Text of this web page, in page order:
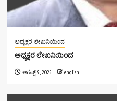
ಅಧ್ಯಕ್ಷರ ಲೇಖನಿಯಿಂದ
ಅಧ್ಯಕ್ಷರ ಲೇಖನಿಯಿಂದ
ಆಗಷ್ಟ್ 9, 2025 english